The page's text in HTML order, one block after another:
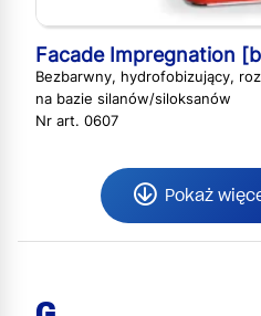
Facade Impregnation
Bezbarwny, hydrofobizujący,
na bazie silanów/siloksanów
Nr art. 0607
Pokaż